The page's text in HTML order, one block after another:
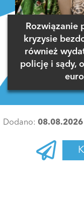
Rozwiązanie
kryzysie
również
policję i sądy,
Dodano: 08.08.2026